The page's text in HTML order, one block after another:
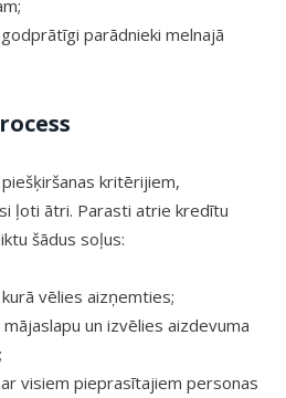
parādnieki melnajā
kritērijiem,
ļoti ātri. Parasti atrie kredītu
šādus soļus:
vēlies aizņemties;
un izvēlies aizdevuma
visiem pieprasītajiem personas